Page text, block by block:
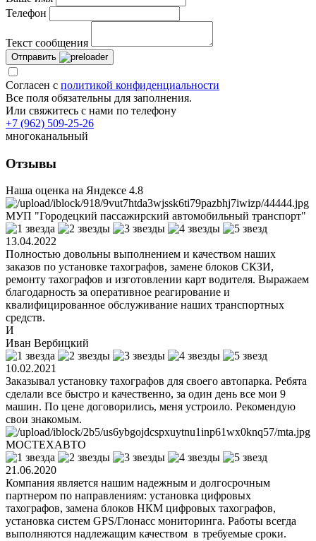
Телефон
Текст сообщения
Отправить
Согласен с политикой конфиденциальности
Все поля обязательны для заполнения.
Или свяжитесь с нами по телефону
+7 (962) 509-25-26
многоканальный
Отзывы
Наша оценка на Яндексе 4.8
МУП "Городецкий пассажирский автомобильный транспорт"
13.04.2022
Полностью довольны выполнением и качеством наших
заказов по установке тахографов, замене блоков СКЗИ,
ремонту тахографов и изготовлении карт водителя. Выражаем
благодарность за оперативное реагирование и
квалифицированное обслуживание наших транспортных
средств.
И
Иван Вербицкий
10.02.2021
Заказывал установку тахографов для своего автопарка. Ребята
сделали все быстро и качественно, за один день все мои 9
машин. По цене договорились, меня устроило. Рекомендую
свои знакомым.
МОСТЕХАВТО
21.06.2020
Компания является нашим надежным и долгосрочным
партнером по направлениям: установка цифровых
тахографов, замена блоков НКМ цифровых тахографов,
установка систем GPS/Глонасс мониторинга. Работы всегда
выполняются надлежащим качеством в требуемые сроки.